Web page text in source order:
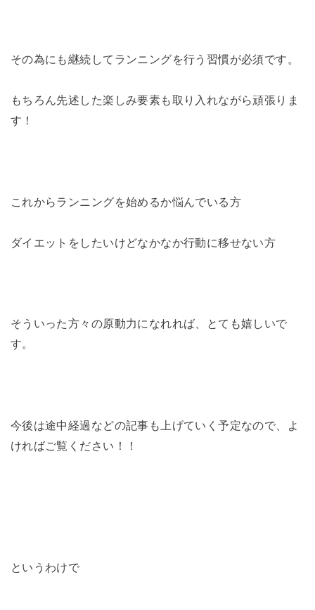
その為にも継続してランニングを行う習慣が必須です。
もちろん先述した楽しみ要素も取り入れながら頑張りま
す！
これからランニングを始めるか悩んでいる方
ダイエットをしたいけどなかなか行動に移せない方
そういった方々の原動力になれれば、とても嬉しいで
す。
今後は途中経過などの記事も上げていく予定なので、よ
ければご覧ください！！
というわけで